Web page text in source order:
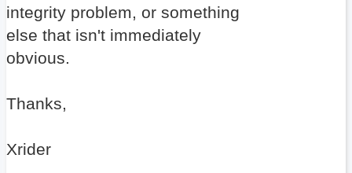
integrity problem, or something
else that isn't immediately
obvious.
Thanks,
Xrider